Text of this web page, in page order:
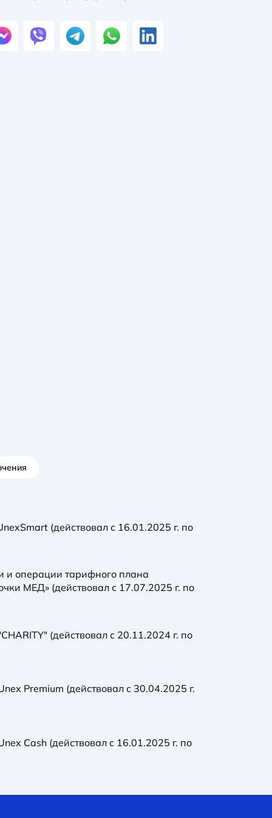
(действовал с 16.01.2025 г. по
и операции тарифного плана
МЕД» (действовал с 17.07.2025 г. по
(действовал с 20.11.2024 г. по
Premium (действовал с 30.04.2025 г.
Cash (действовал с 16.01.2025 г. по